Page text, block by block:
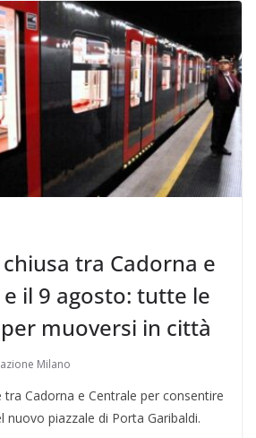
tra Cadorna e
e il 9 agosto: tutte le
muoversi in città
Milano
tra Cadorna e Centrale per consentire
nuovo piazzale di Porta Garibaldi.